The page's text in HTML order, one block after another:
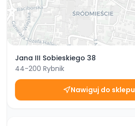
Jana III Sobieskiego 38
44-200 Rybnik
Nawiguj do sklepu